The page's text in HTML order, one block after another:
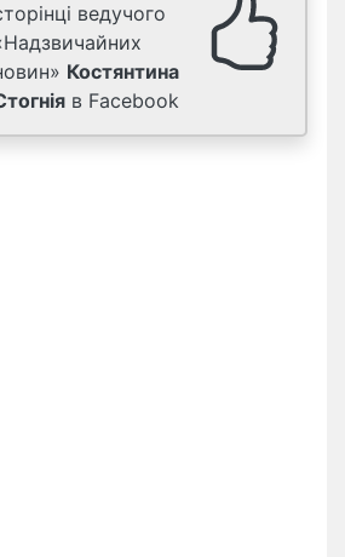
ведучого
Костянтина
в Facebook